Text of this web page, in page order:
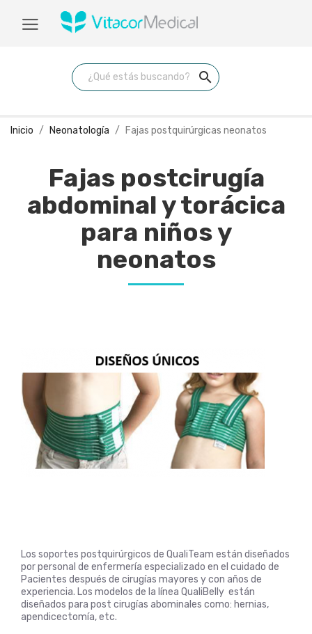
search
Inicio Neonatología Fajas postquirúrgicas neonatos
Fajas postcirugía
abdominal y torácica
para niños y
neonatos
Los soportes postquirúrgicos de QualiTeam están diseñados
por personal de enfermería especializado en el cuidado de
Pacientes después de cirugías mayores y con años de
experiencia. Los modelos de la línea QualiBelly están
diseñados para post cirugías abominales como: hernias,
apendicectomía, etc.